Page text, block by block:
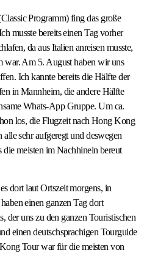
Programm) fing das große
musste bereits einen Tag vorher
da aus Italien anreisen musste,
war. Am 5. August haben wir uns
Ich kannte bereits die Hälfte der
in Mannheim, die andere Hälfte
Whats-App Gruppe. Um ca.
los, die Flugzeit nach Hong Kong
sehr aufgeregt und deswegen
die meisten im Nachhinein bereut
dort laut Ortszeit morgens, in
einen ganzen Tag dort
der uns zu den ganzen Touristischen
einen deutschsprachigen Tourguide
Tour war für die meisten von